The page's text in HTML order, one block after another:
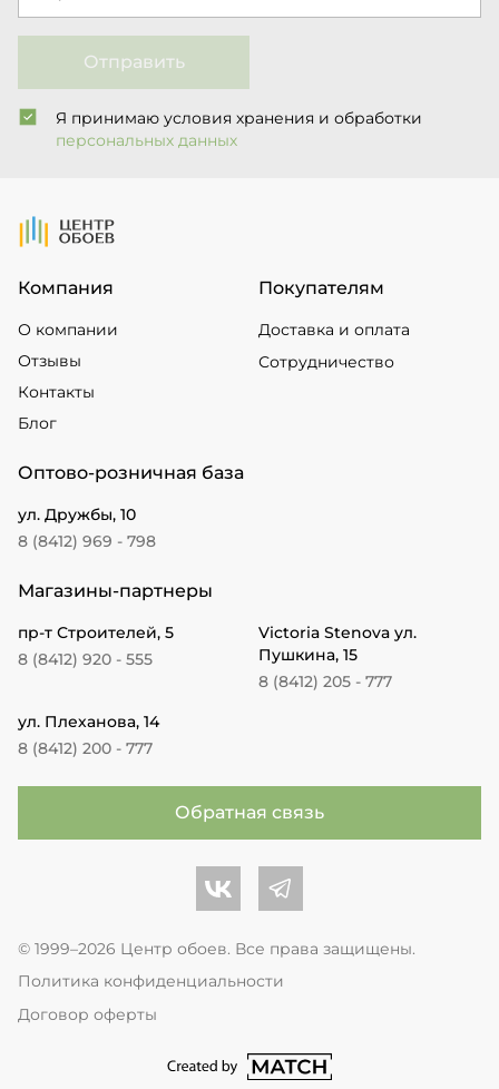
Отправить
Я принимаю условия хранения и обработки
персональных данных
На Главную
Компания
О компании
Отзывы
Контакты
Блог
Покупателям
Доставка и оплата
Сотрудничество
Оптово-розничная база
ул. Дружбы, 10
8 (8412) 969 - 798
Магазины-партнеры
пр-т Строителей, 5
8 (8412) 920 - 555
Victoria Stenova ул.
Пушкина, 15
8 (8412) 205 - 777
ул. Плеханова, 14
8 (8412) 200 - 777
Обратная связь
Центр обоев во Вконтакте
Центр обоев в Телеграме
© 1999–2026 Центр обоев. Все права защищены.
Политика конфиденциальности
Договор оферты
перейти на сайт студии Match